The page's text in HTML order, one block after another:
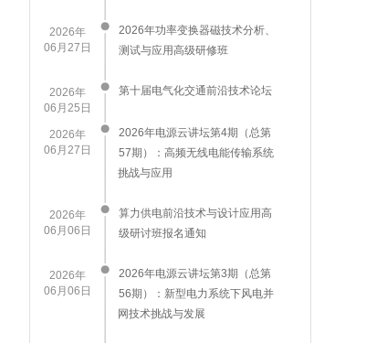
2026年
06月27日
2026年功率变换器磁技术分析、
测试与应用高级研修班
2026年
06月25日
第十届电气化交通前沿技术论坛
2026年
06月27日
2026年电源云讲坛第4期（总第
57期）：高频无线电能传输系统
挑战与应用
2026年
06月06日
算力供电前沿技术与设计应用高
级研讨班报名通知
2026年
06月06日
2026年电源云讲坛第3期（总第
56期）：新型电力系统下风电并
网技术挑战与发展